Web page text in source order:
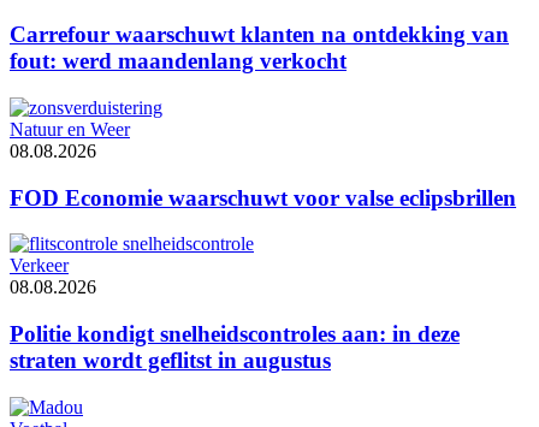
Carrefour waarschuwt klanten na ontdekking van
fout: werd maandenlang verkocht
Natuur en Weer
08.08.2026
FOD Economie waarschuwt voor valse eclipsbrillen
Verkeer
08.08.2026
Politie kondigt snelheidscontroles aan: in deze
straten wordt geflitst in augustus